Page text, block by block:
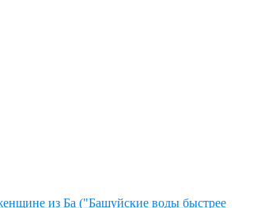
из Ба ("Башуйские воды быстрее